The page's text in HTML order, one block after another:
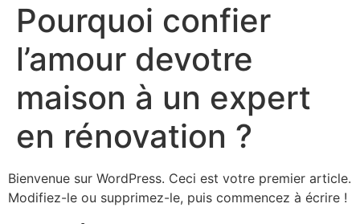
Pourquoi confier
l’amour devotre
maison à un expert
en rénovation ?
Bienvenue sur WordPress. Ceci est votre premier article.
Modifiez-le ou supprimez-le, puis commencez à écrire !